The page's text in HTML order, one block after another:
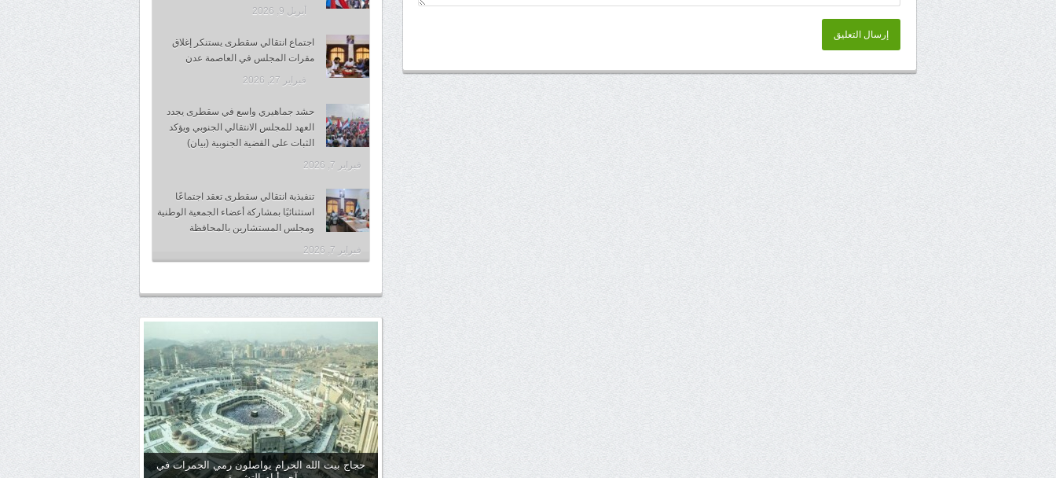
إرسال التعليق
أبريل 9, 2026
اجتماع انتقالي سقطرى يستنكر إغلاق
مقرات المجلس في العاصمة عدن
فبراير 27, 2026
حشد جماهيري واسع في سقطرى يجدد
العهد للمجلس الانتقالي الجنوبي ويؤكد
الثبات على القضية الجنوبية (بيان)
فبراير 7, 2026
تنفيذية انتقالي سقطرى تعقد اجتماعًا
استثنائيًا بمشاركة أعضاء الجمعية الوطنية
ومجلس المستشارين بالمحافظة
فبراير 7, 2026
حجاج بيت الله الحرام يواصلون رمي الجمرات في